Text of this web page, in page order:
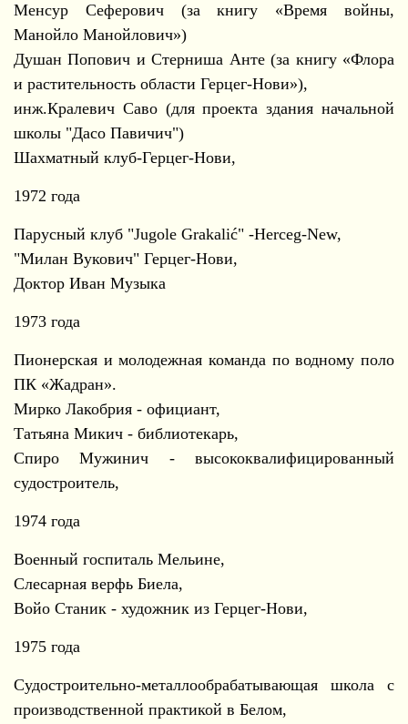
Менсур Сеферович (за книгу «Время войны,
Манойло Манойлович»)
Душан Попович и Стерниша Анте (за книгу «Флора
и растительность области Герцег-Нови»),
инж.Кралевич Саво (для проекта здания начальной
школы "Дасо Павичич")
Шахматный клуб-Герцег-Нови,
1972 года
Парусный клуб "Jugole Grakalić" -Herceg-New,
"Милан Вукович" Герцег-Нови,
Доктор Иван Музыка
1973 года
Пионерская и молодежная команда по водному поло
ПК «Жадран».
Мирко Лакобрия - официант,
Татьяна Микич - библиотекарь,
Спиро Мужинич - высококвалифицированный
судостроитель,
1974 года
Военный госпиталь Мельине,
Слесарная верфь Биела,
Войо Станик - художник из Герцег-Нови,
1975 года
Судостроительно-металлообрабатывающая школа с
производственной практикой в ​​Белом,